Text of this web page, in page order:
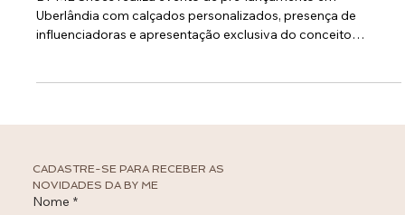
Notícias
lançamento
premium da marca